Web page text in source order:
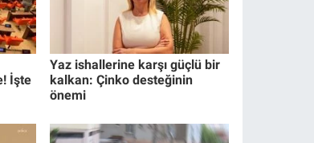
İşte
Yaz ishallerine karşı güçlü bir
kalkan: Çinko desteğinin
önemi